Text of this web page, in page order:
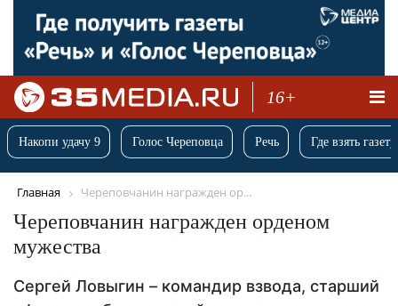
16+
Накопи удачу 9 Голос Череповца Речь Где взять
Главная Череповчанин награжден ор...
Череповчанин награжден орденом
мужества
Сергей Ловыгин – командир взвода, старший